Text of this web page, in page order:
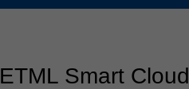
ETML Smart Cloud